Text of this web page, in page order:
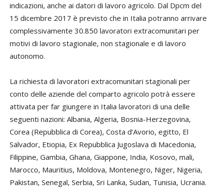
indicazioni, anche ai datori di lavoro agricolo. Dal Dpcm del
15 dicembre 2017 è previsto che in Italia potranno arrivare
complessivamente 30.850 lavoratori extracomunitari per
motivi di lavoro stagionale, non stagionale e di lavoro
autonomo.
La richiesta di lavoratori extracomunitari stagionali per
conto delle aziende del comparto agricolo potrà essere
attivata per far giungere in Italia lavoratori di una delle
seguenti nazioni: Albania, Algeria, Bosnia-Herzegovina,
Corea (Repubblica di Corea), Costa d’Avorio, egitto, El
Salvador, Etiopia, Ex Repubblica Jugoslava di Macedonia,
Filippine, Gambia, Ghana, Giappone, India, Kosovo, mali,
Marocco, Mauritius, Moldova, Montenegro, Niger, Nigeria,
Pakistan, Senegal, Serbia, Sri Lanka, Sudan, Tunisia, Ucrania.